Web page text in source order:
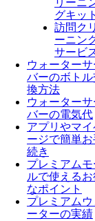
リーニ
グキッ
訪問ク
ーニン
サービ
ウォーター
バーのボトル
換方法
ウォーター
バーの電気代
アプリやマイ
ージで簡単お
続き
プレミアムモ
ルで使える
なポイント
プレミアムウ
ーターの実績